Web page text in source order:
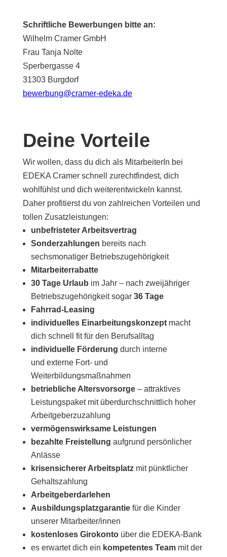
Schriftliche Bewerbungen bitte an:
Wilhelm Cramer GmbH
Frau Tanja Nolte
Sperbergasse 4
31303 Burgdorf
bewerbung@cramer-edeka.de
Deine Vorteile
Wir wollen, dass du dich als MitarbeiterIn bei
EDEKA Cramer schnell zurechtfindest, dich
wohlfühlst und dich weiterentwickeln kannst.
Daher profitierst du von zahlreichen Vorteilen und
tollen Zusatzleistungen:
unbefristeter Arbeitsvertrag
Sonderzahlungen bereits nach
sechsmonatiger Betriebszugehörigkeit
Mitarbeiterrabatte
30 Tage Urlaub im Jahr – nach zweijähriger
Betriebszugehörigkeit sogar 36 Tage
Fahrrad-Leasing
individuelles Einarbeitungskonzeptmacht
dich schnell fit für den Berufsalltag
individuelle Förderung durch interne
und externe Fort- und
Weiterbildungsmaßnahmen
betriebliche Altersvorsorge– attraktives
Leistungspaket mit überdurchschnittlich hoher
Arbeitgeberzuzahlung
vermögenswirksame Leistungen
bezahlte Freistellung aufgrund persönlicher
Anlässe
krisensicherer Arbeitsplatz mit pünktlicher
Gehaltszahlung
Arbeitgeberdarlehen
Ausbildungsplatzgarantiefür die Kinder
unserer Mitarbeiter/innen
kostenloses Girokontoüber die EDEKA-Bank
es erwartet dich ein kompetentes Team mit der